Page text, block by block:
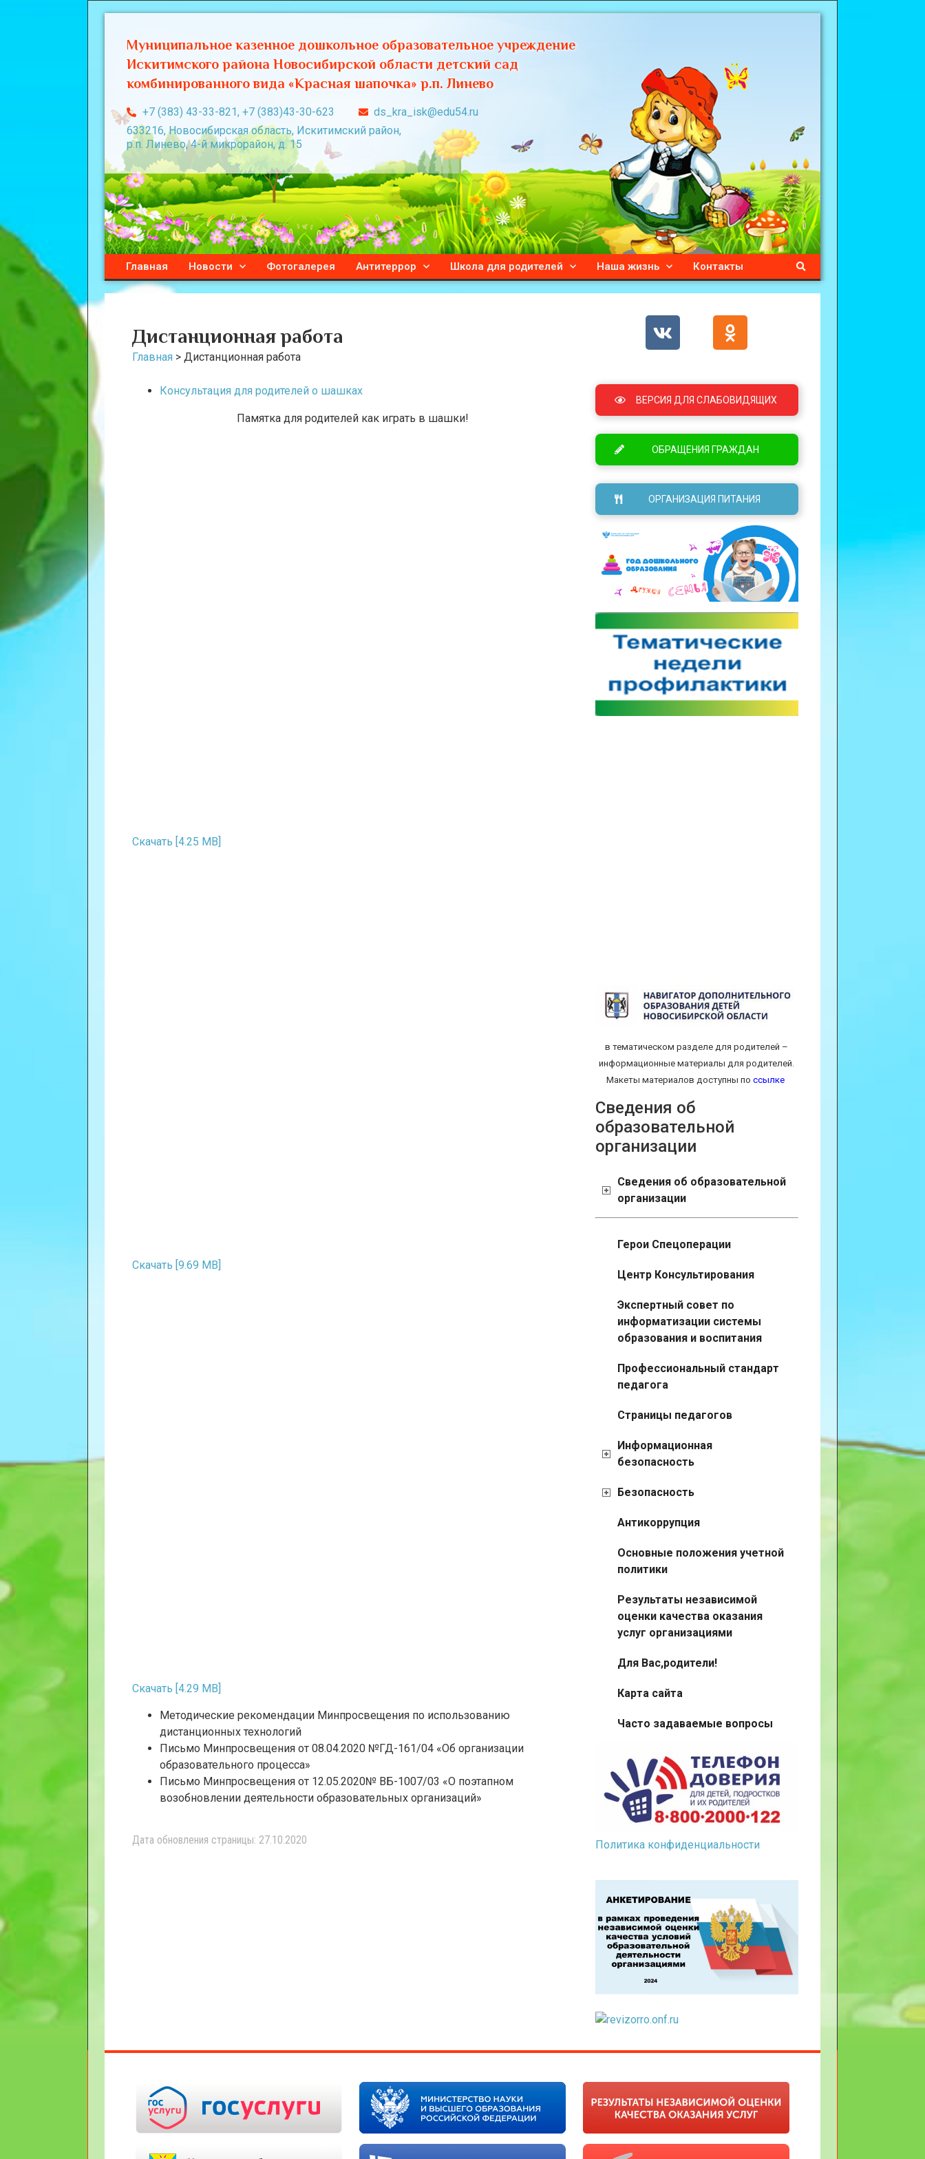
Муниципальное казенное дошкольное образовательное учреждение
Искитимского района Новосибирской области детский сад
комбинированного вида «Красная шапочка» р.п. Линево
+7 (383) 43-33-821, +7 (383)43-30-623
ds_kra_isk@edu54.ru
633216, Новосибирская область, Искитимский район,
р.п. Линево, 4-й микрорайон, д. 15
Главная Новости Фотогалерея Антитеррор Школа для родителей Наша жизнь Контакты
Дистанционная работа
Главная > Дистанционная работа
Консультация для родителей о шашках
Памятка для родителей как играть в шашки!
Скачать [4.25 MB]
Скачать [9.69 MB]
Скачать [4.29 MB]
Методические рекомендации Минпросвещения по использованию
дистанционных технологий
Письмо Минпросвещения от 08.04.2020 №ГД-161/04 «Об организации
образовательного процесса»
Письмо Минпросвещения от 12.05.2020№ ВБ-1007/03 «О поэтапном
возобновлении деятельности образовательных организаций»
Дата обновления страницы: 27.10.2020
ВЕРСИЯ ДЛЯ СЛАБОВИДЯЩИХ
ОБРАЩЕНИЯ ГРАЖДАН
ОРГАНИЗАЦИЯ ПИТАНИЯ
в тематическом разделе для родителей –
информационные материалы для родителей.
Макеты материалов доступны по ссылке
Сведения об
образовательной
организации
Сведения об образовательной
организации
Герои Спецоперации
Центр Консультирования
Экспертный совет по
информатизации системы
образования и воспитания
Профессиональный стандарт
педагога
Страницы педагогов
Информационная
безопасность
Безопасность
Антикоррупция
Основные положения учетной
политики
Результаты независимой
оценки качества оказания
услуг организациями
Для Вас,родители!
Карта сайта
Часто задаваемые вопросы
Политика конфиденциальности